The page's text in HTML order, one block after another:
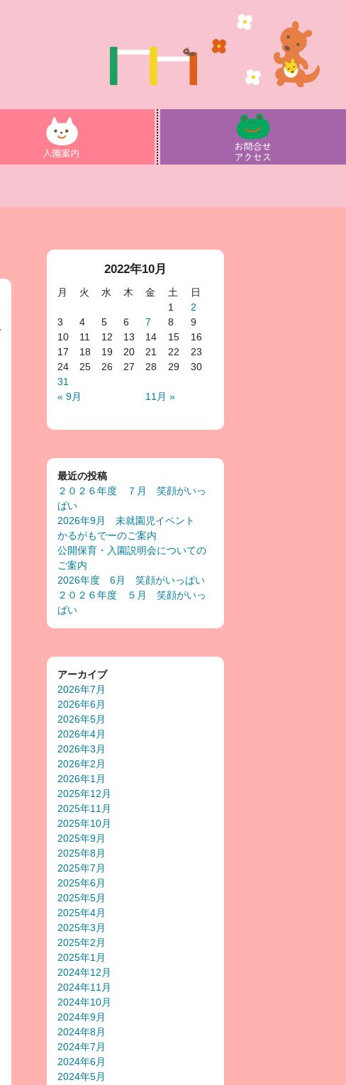
2022年10月
月 火 水 木 金 土 日
« 9月 11月 »
1
2
3
4 5 6 7 8
9
10
11 12 13 14 15
16
17
18 19 20 21 22
23
24
25 26 27 28 29
30
31
最近の投稿
２０２６年度 ７月 笑顔がいっ
ぱい
2026年9月 未就園児イベント
かるがもでーのご案内
公開保育・入園説明会についての
ご案内
2026年度 6月 笑顔がいっぱい
２０２６年度 ５月 笑顔がいっ
ぱい
アーカイブ
2026年7月
2026年6月
2026年5月
2026年4月
2026年3月
2026年2月
2026年1月
2025年12月
2025年11月
2025年10月
2025年9月
2025年8月
2025年7月
2025年6月
2025年5月
2025年4月
2025年3月
2025年2月
2025年1月
2024年12月
2024年11月
2024年10月
2024年9月
2024年8月
2024年7月
2024年6月
2024年5月